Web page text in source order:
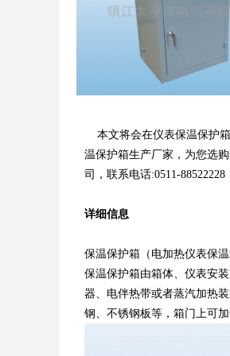
本文将会在仪表保温保护箱的
温保护箱生产厂家，为您
司，联系电话:0511-88522228
详细信息
保温保护箱（电加热仪表保温箱
保温保护箱由箱体、仪表安
器、电伴热带或者蒸汽加热
钢、不锈钢板等，箱门上可